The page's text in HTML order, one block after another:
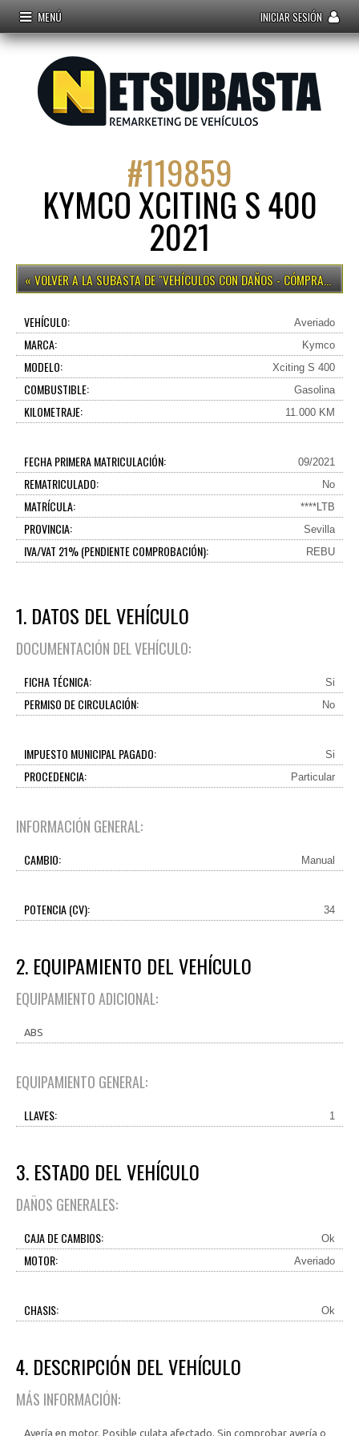
MENÚ INICIAR SESIÓN
#119859
KYMCO XCITING S 400
2021
VEHÍCULOS CON DAÑOS - CÓMPRALO YA
VEHÍCULO: Averiado
MARCA: Kymco
MODELO: Xciting S 400
COMBUSTIBLE: Gasolina
KILOMETRAJE: 11.000 KM
FECHA PRIMERA MATRICULACIÓN: 09/2021
REMATRICULADO: No
MATRÍCULA: ****LTB
PROVINCIA: Sevilla
IVA/VAT 21% (PENDIENTE COMPROBACIÓN): REBU
1. DATOS DEL VEHÍCULO
DOCUMENTACIÓN DEL VEHÍCULO:
FICHA TÉCNICA: Si
PERMISO DE CIRCULACIÓN: No
IMPUESTO MUNICIPAL PAGADO: Si
PROCEDENCIA: Particular
INFORMACIÓN GENERAL:
CAMBIO: Manual
POTENCIA (CV): 34
2. EQUIPAMIENTO DEL VEHÍCULO
EQUIPAMIENTO ADICIONAL:
ABS
EQUIPAMIENTO GENERAL:
LLAVES: 1
3. ESTADO DEL VEHÍCULO
DAÑOS GENERALES:
CAJA DE CAMBIOS: Ok
MOTOR: Averiado
CHASIS: Ok
4. DESCRIPCIÓN DEL VEHÍCULO
MÁS INFORMACIÓN:
Avería en motor. Posible culata afectado. Sin comprobar avería o